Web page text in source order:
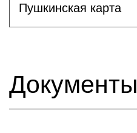
Пушкинская карта
Документы